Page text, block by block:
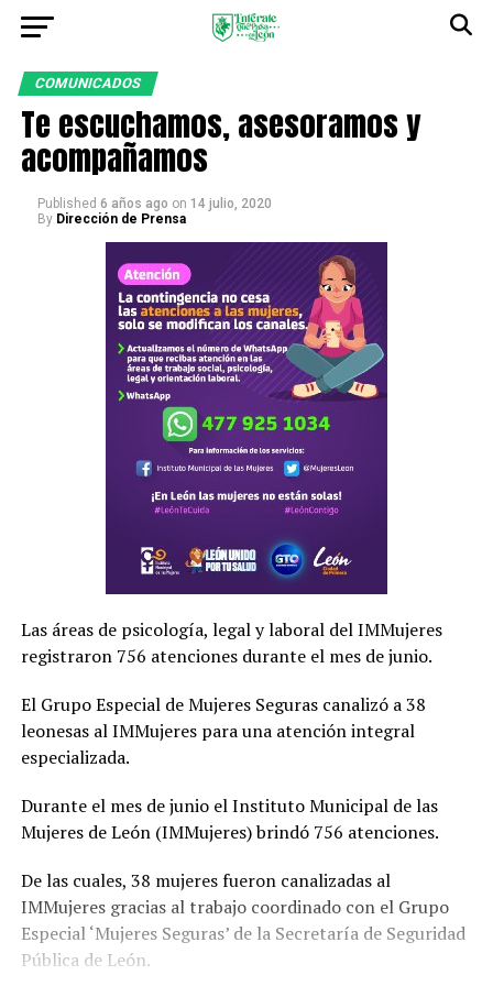
COMUNICADOS
Te escuchamos, asesoramos y
acompañamos
Published 6 años ago on 14 julio, 2020
By Dirección de Prensa
Las áreas de psicología, legal y laboral del IMMujeres
registraron 756 atenciones durante el mes de junio.
El Grupo Especial de Mujeres Seguras canalizó a 38
leonesas al IMMujeres para una atención integral
especializada.
Durante el mes de junio el Instituto Municipal de las
Mujeres de León (IMMujeres) brindó 756 atenciones.
De las cuales, 38 mujeres fueron canalizadas al
IMMujeres gracias al trabajo coordinado con el Grupo
Especial ‘Mujeres Seguras’ de la Secretaría de Seguridad
Pública de León.